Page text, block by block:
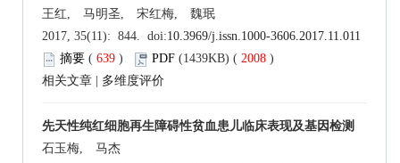
王红, 马明圣, 宋红梅, 魏珉
2017, 35(11): 844. doi:10.3969/j.issn.1000-3606.2017.11.011
摘要 ( 639 ) PDF (1439KB) ( 2008 )
相关文章
多维度评价
先天性纯红细胞再生障碍性贫血患儿临床表现及基因检测
石玉梅, 马杰